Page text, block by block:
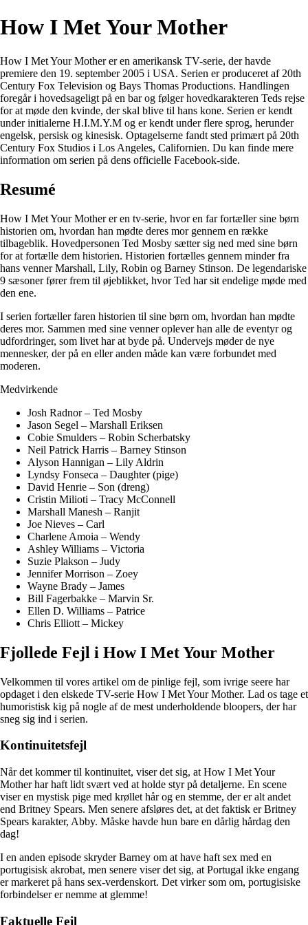
How I Met Your Mother
How I Met Your Mother er en amerikansk TV-serie, der havde
premiere den 19. september 2005 i USA. Serien er produceret af 20th
Century Fox Television og Bays Thomas Productions. Handlingen
foregår i hovedsageligt på en bar og følger hovedkarakteren Teds rejse
for at møde den kvinde, der skal blive til hans kone. Serien er kendt
under initialerne H.I.M.Y.M og er kendt under flere sprog, herunder
engelsk, persisk og kinesisk. Optagelserne fandt sted primært på 20th
Century Fox Studios i Los Angeles, Californien. Du kan finde mere
information om serien på dens officielle Facebook-side.
Resumé
How I Met Your Mother er en tv-serie, hvor en far fortæller sine børn
historien om, hvordan han mødte deres mor gennem en række
tilbageblik. Hovedpersonen Ted Mosby sætter sig ned med sine børn
for at fortælle dem historien. Historien fortælles gennem minder fra
hans venner Marshall, Lily, Robin og Barney Stinson. De legendariske
9 sæsoner fører frem til øjeblikket, hvor Ted har sit endelige møde med
den ene.
I serien fortæller faren historien til sine børn om, hvordan han mødte
deres mor. Sammen med sine venner oplever han alle de eventyr og
udfordringer, som livet har at byde på. Undervejs møder de nye
mennesker, der på en eller anden måde kan være forbundet med
moderen.
Medvirkende
Josh Radnor – Ted Mosby
Jason Segel – Marshall Eriksen
Cobie Smulders – Robin Scherbatsky
Neil Patrick Harris – Barney Stinson
Alyson Hannigan – Lily Aldrin
Lyndsy Fonseca – Daughter (pige)
David Henrie – Son (dreng)
Cristin Milioti – Tracy McConnell
Marshall Manesh – Ranjit
Joe Nieves – Carl
Charlene Amoia – Wendy
Ashley Williams – Victoria
Suzie Plakson – Judy
Jennifer Morrison – Zoey
Wayne Brady – James
Bill Fagerbakke – Marvin Sr.
Ellen D. Williams – Patrice
Chris Elliott – Mickey
Fjollede Fejl i How I Met Your Mother
Velkommen til vores artikel om de pinlige fejl, som ivrige seere har
opdaget i den elskede TV-serie How I Met Your Mother. Lad os tage et
humoristisk kig på nogle af de mest underholdende bloopers, der har
sneg sig ind i serien.
Kontinuitetsfejl
Når det kommer til kontinuitet, viser det sig, at How I Met Your
Mother har haft lidt svært ved at holde styr på detaljerne. En scene
viser en mystisk pige med krøllet hår og en stemme, der er alt andet
end Britney Spears. Men senere afsløres det, at det faktisk er Britney
Spears karakter, Abby. Måske havde hun bare en dårlig hårdag den
dag!
I en anden episode skryder Barney om at have haft sex med en
portugisisk akrobat, men senere viser det sig, at Portugal ikke engang
er markeret på hans sex-verdenskort. Det virker som om, portugisiske
forbindelser er nemme at glemme!
Faktuelle Fejl